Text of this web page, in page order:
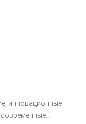
инновационные
современные